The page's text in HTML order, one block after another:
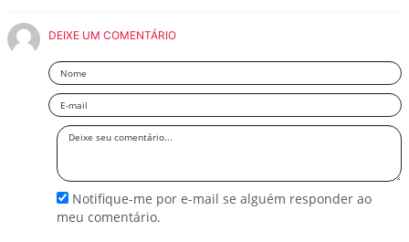
DEIXE UM COMENTÁRIO
Nome
Email
Deixe
Notifique-me por e-mail se alguém responder ao
meu comentário.